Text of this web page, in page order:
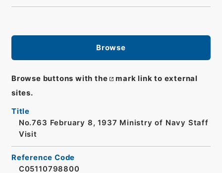
Browse
Browse buttons with the
mark link to external
sites.
Title
No.763 February 8, 1937 Ministry of Navy Staff
Visit
Reference Code
C05110798800